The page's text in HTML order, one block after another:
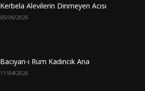
Kerbela Alevilerin Dinmeyen Acısı
05/06/2026
Bacıyan-ı Rum Kadıncık Ana
11/04/2026